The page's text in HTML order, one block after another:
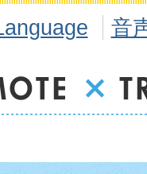
音